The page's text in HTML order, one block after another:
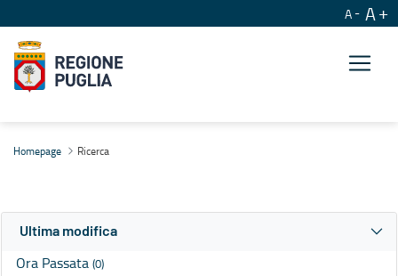
A A
Homepage Ricerca
Ultima modifica
Ora Passata (0)